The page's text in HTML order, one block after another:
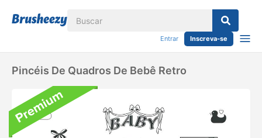
Entrar Inscreva-se
Pincéis De Quadros De Bebê Retro